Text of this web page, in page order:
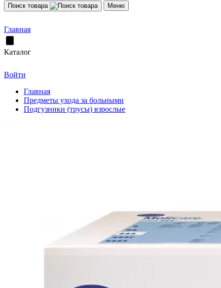
Поиск товара Меню
Главная
Каталог
Войти
Главная
Предметы ухода за больными
Подгузники (трусы) взрослые